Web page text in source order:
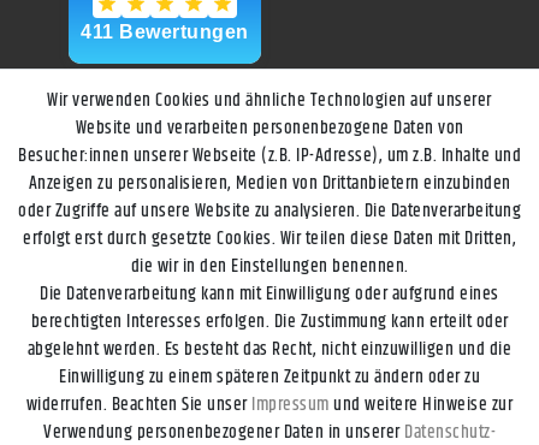
Impressum Daten­schutz­erklärung AGB Widerrufs­recht
Wir verwenden Cookies und ähnliche Technologien auf unserer
Website und verarbeiten personenbezogene Daten von
Besucher:innen unserer Webseite (z.B. IP-Adresse), um z.B. Inhalte und
Anzeigen zu personalisieren, Medien von Drittanbietern einzubinden
oder Zugriffe auf unsere Website zu analysieren. Die Datenverarbeitung
erfolgt erst durch gesetzte Cookies. Wir teilen diese Daten mit Dritten,
die wir in den Einstellungen benennen.
Die Datenverarbeitung kann mit Einwilligung oder aufgrund eines
berechtigten Interesses erfolgen. Die Zustimmung kann erteilt oder
abgelehnt werden. Es besteht das Recht, nicht einzuwilligen und die
Einwilligung zu einem späteren Zeitpunkt zu ändern oder zu
widerrufen. Beachten Sie unserImpressumund weitere Hinweise zur
Verwendung personenbezogener Daten in unsererDaten­schutz­